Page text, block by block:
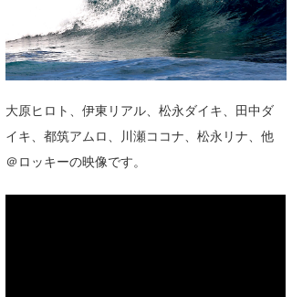
会員メニュー
今月のプレゼント
大原ヒロト、伊東リアル、松永ダイキ、田中ダ
イキ、都筑アムロ、川瀬ココナ、松永リナ、他
＠ロッキーの映像です。
ショップ情報
湘南
千葉北
伊豆
千葉南
大阪
ウラナミ
お知らせ
その他
ルール＆How to
VOTE!